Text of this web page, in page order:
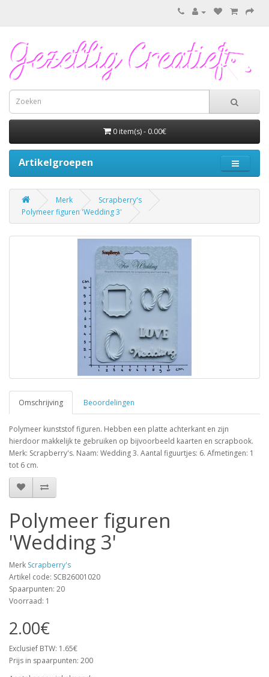
0 item(s) - 0.00€
Artikelgroepen
Merk
Scrapberry's
Polymeer figuren 'Wedding 3'
Omschrijving Beoordelingen
Polymeer kunststof figuren. Hebben een platte achterkant en zijn
hierdoor makkelijk te gebruiken op bijvoorbeeld kaarten en scrapbook.
Merk: Scrapberry's. Naam: Wedding 3. Aantal figuurtjes: 6. Afmetingen: 1
tot 6 cm.
Polymeer figuren
'Wedding 3'
Merk Scrapberry's
Artikel code: SCB26001020
Spaarpunten: 20
Voorraad: 1
2.00€
Exclusief BTW: 1.65€
Prijs in spaarpunten: 200